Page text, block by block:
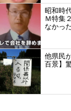
昭和時
Ｍ特集
なかっ
他県民
百景】